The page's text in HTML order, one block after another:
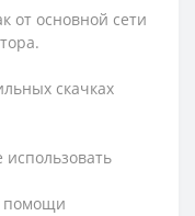
от основной сети
скачках
помощи